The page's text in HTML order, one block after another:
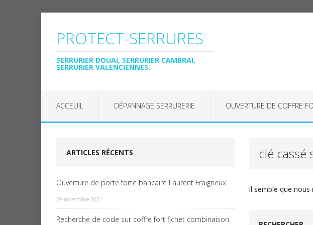
PROTECT-SERRURES
SERRURIER DOUAI, SERRURIER CAMBRAI,
SERRURIER VALENCIENNES.
ACCEUIL DÉPANNAGE SERRURERIE OUVERTURE DE COFFRE
clé cassé
Il semble que
ARTICLES RÉCENTS
Ouverture de porte forte bancaire Laurent Fraigneux.
29 novembre 2021
Recherche de code sur coffre fort fichet combinaison